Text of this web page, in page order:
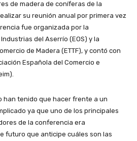
de madera de coníferas de la
su reunión anual por primera vez
fue organizada por la
del Aserrío (EOS) y la
de Madera (ETTF), y contó con
Española del Comercio e
han tenido que hacer frente a un
ya que uno de los principales
de la conferencia era
futuro que anticipe cuáles son las